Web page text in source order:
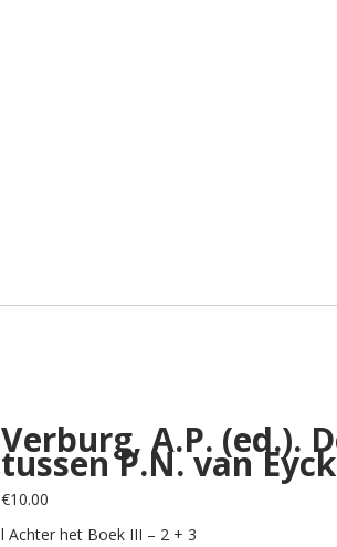
Verburg, A.P. (ed.).
tussen P.N. van
€10.00
l Achter het Boek III – 2 + 3